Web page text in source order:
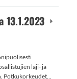
13.1.2023
laji- ja
Potkukorkeudet…